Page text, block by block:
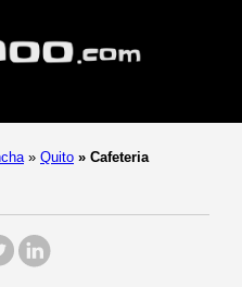
» Quito » Cafeteria